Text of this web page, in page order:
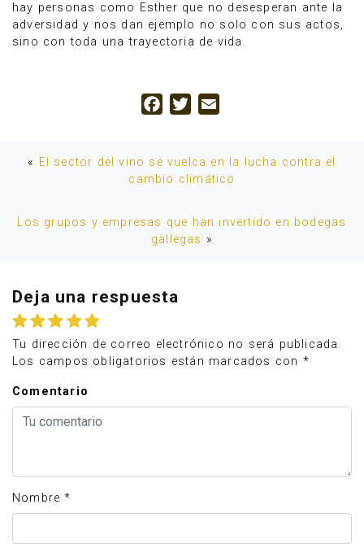
hay personas como Esther que no desesperan ante la
adversidad y nos dan ejemplo no solo con sus actos,
sino con toda una trayectoria de vida.
Facebook
Twitter
« El sector del vino se vuelca en la lucha contra el
cambio climático
Los grupos y empresas que han invertido en bodegas
gallegas »
Deja una respuesta
Tu dirección de correo electrónico no será publicada.
Los campos obligatorios están marcados con *
Comentario
Nombre *